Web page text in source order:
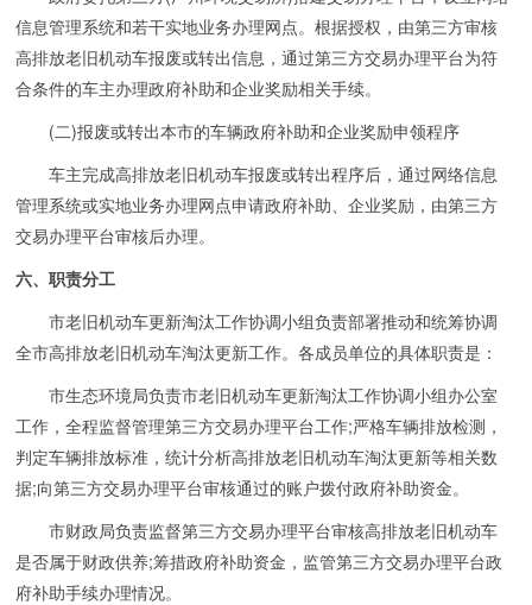
信息管理系统和若干实地业务办理网点。根据授权，由第三方审核
高排放老旧机动车报废或转出信息，通过第三方交易办理平台为符
合条件的车主办理政府补助和企业奖励相关手续。
(二)报废或转出本市的车辆政府补助和企业奖励申领程序
车主完成高排放老旧机动车报废或转出程序后，通过网络信息
管理系统或实地业务办理网点申请政府补助、企业奖励，由第三方
交易办理平台审核后办理。
六、职责分工
市老旧机动车更新淘汰工作协调小组负责部署推动和统筹协调
全市高排放老旧机动车淘汰更新工作。各成员单位的具体职责是：
市生态环境局负责市老旧机动车更新淘汰工作协调小组办公室
工作，全程监督管理第三方交易办理平台工作;严格车辆排放检测，
判定车辆排放标准，统计分析高排放老旧机动车淘汰更新等相关数
据;向第三方交易办理平台审核通过的账户拨付政府补助资金。
市财政局负责监督第三方交易办理平台审核高排放老旧机动车
是否属于财政供养;筹措政府补助资金，监管第三方交易办理平台政
府补助手续办理情况。